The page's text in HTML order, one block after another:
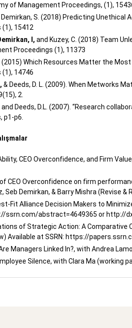
of Management Proceedings, (1),
Demirkan, S. (2018) Predicting
(1), 15412
I, and Kuzey, C. (2018) Team
Proceedings (1), 11373
(2015) Which Resources Matter the
(1), 14746
& Deeds, D. L. (2009). When Metworks
2.
and Deeds, D.L. (2007). “Research
p1-p6.
CEO Overconfidence, and Firm
CEO Overconfidence on firm
Seb Demirkan, & Barry Mishra (Revise &
Fit Alliance Decision Makers to
ssrn.com/abstract=4649365 or http://
of Strategic Action: A Comparative
Available at SSRN: https://
Managers Linked In?, with Andrea
Silence, with Clara Ma (working